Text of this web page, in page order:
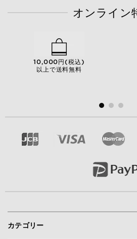
オンライン
10,000円(税込)
以上で送料無料
カテゴリー